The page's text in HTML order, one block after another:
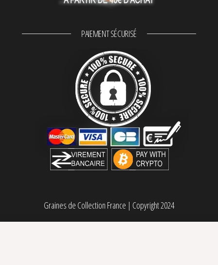
PAIEMENT SÉCURISÉ
Graines de Collection France | Copyright 2024